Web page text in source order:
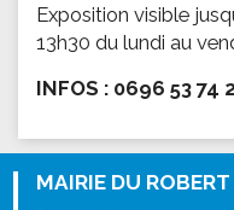
Exposition visible
13h30 du lundi au
INFOS : 0696 53 74
MAIRIE DU ROBERT